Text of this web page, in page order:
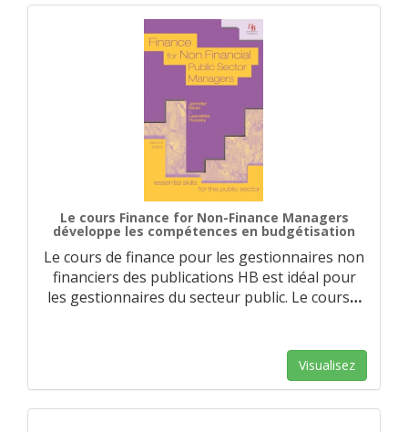
Le cours Finance for Non-Finance Managers
développe les compétences en budgétisation
Le cours de finance pour les gestionnaires non
financiers des publications HB est idéal pour
les gestionnaires du secteur public. Le cours…
Visualisez